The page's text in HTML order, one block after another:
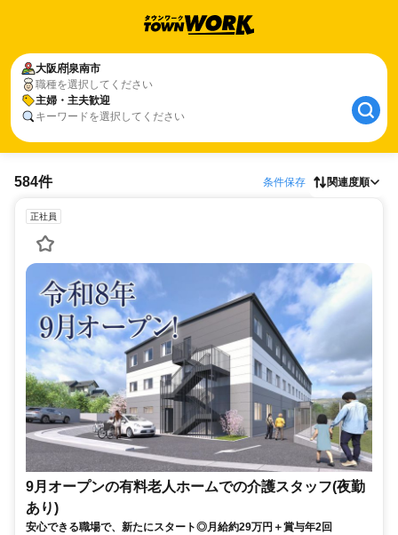
大阪府泉南市
職種を選択してください
主婦・主夫歓迎
キーワードを選択してください
584件 条件保存 関連度順
正社員
9月オープンの有料老人ホームでの介護スタッフ(夜勤
あり)
安心できる職場で、新たにスタート◎月給約29万円＋賞与年2回